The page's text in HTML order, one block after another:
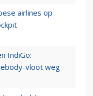
airlines op
IndiGo:
vloot weg